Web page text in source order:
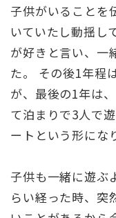
子供がいることを
いていたし動揺し
が好きと言い、一
た。 その後1年程
が、最後の1年は
て泊まりで3人で
ートという形にな
子供も一緒に遊ぶ
らい経った時、突